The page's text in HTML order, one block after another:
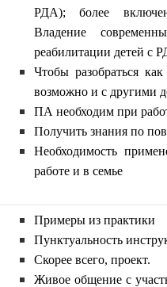
РДА); более
Владение
реабилитации детей с
Чтобы разобраться
возможно и с другими
ПА необходим при
Получить знания по
Необходимость
работе и в семье
Примеры из практики
Пунктуальность
Скорее всего, проект.
Живое общение с